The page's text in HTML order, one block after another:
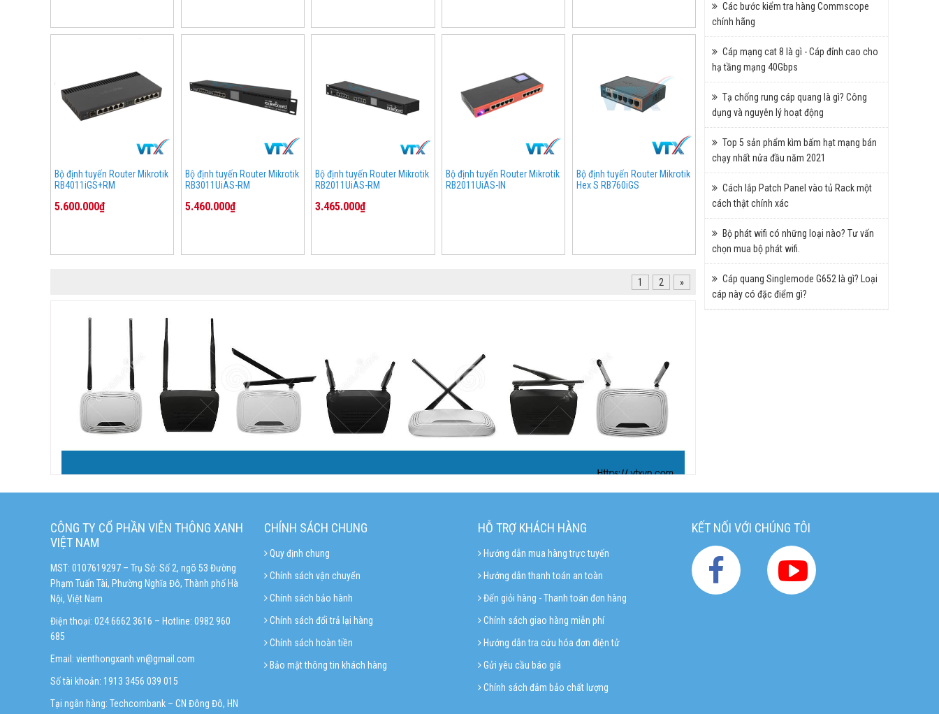
Bộ định tuyến Router Mikrotik
RB4011iGS+RM
5.600.000₫
Bộ định tuyến Router Mikrotik
RB3011UiAS-RM
5.460.000₫
Bộ định tuyến Router Mikrotik
RB2011UiAS-RM
3.465.000₫
Bộ định tuyến Router Mikrotik
RB2011UiAS-IN
Bộ định tuyến Router Mikrotik
Hex S RB760iGS
1 2 »
Banner Router
Các bước kiểm tra hàng Commscope
chính hãng
Cáp mạng cat 8 là gì - Cáp đỉnh cao cho
hạ tầng mạng 40Gbps
Tạ chống rung cáp quang là gì? Công
dụng và nguyên lý hoạt động
Top 5 sản phẩm kìm bấm hạt mạng bán
chạy nhất nửa đầu năm 2021
Cách lắp Patch Panel vào tủ Rack một
cách thật chính xác
Bộ phát wifi có những loại nào? Tư vấn
chọn mua bộ phát wifi.
Cáp quang Singlemode G652 là gì? Loại
cáp này có đặc điểm gì?
CÔNG TY CỔ PHẦN VIỄN THÔNG XANH
VIỆT NAM
MST: 0107619297 – Trụ Sở: Số 2, ngõ 53 Đường
Phạm Tuấn Tài, Phường Nghĩa Đô, Thành phố Hà
Nội, Việt Nam
Điện thoại: 024.6662 3616 – Hotline: 0982 960
685
Email: vienthongxanh.vn@gmail.com
Số tài khoản: 1913 3456 039 015
Tại ngân hàng: Techcombank – CN Đông Đô, HN
CHÍNH SÁCH CHUNG
Quy định chung
Chính sách vận chuyển
Chính sách bảo hành
Chính sách đổi trả lại hàng
Chính sách hoàn tiền
Bảo mật thông tin khách hàng
HỖ TRỢ KHÁCH HÀNG
Hướng dẫn mua hàng trực tuyến
Hướng dẫn thanh toán an toàn
Đến giỏi hàng - Thanh toán đơn hàng
Chính sách giao hàng miễn phí
Hướng dẫn tra cứu hóa đơn điện tử
Gửi yêu cầu báo giá
Chính sách đảm bảo chất lượng
KẾT NỐI VỚI CHÚNG TÔI